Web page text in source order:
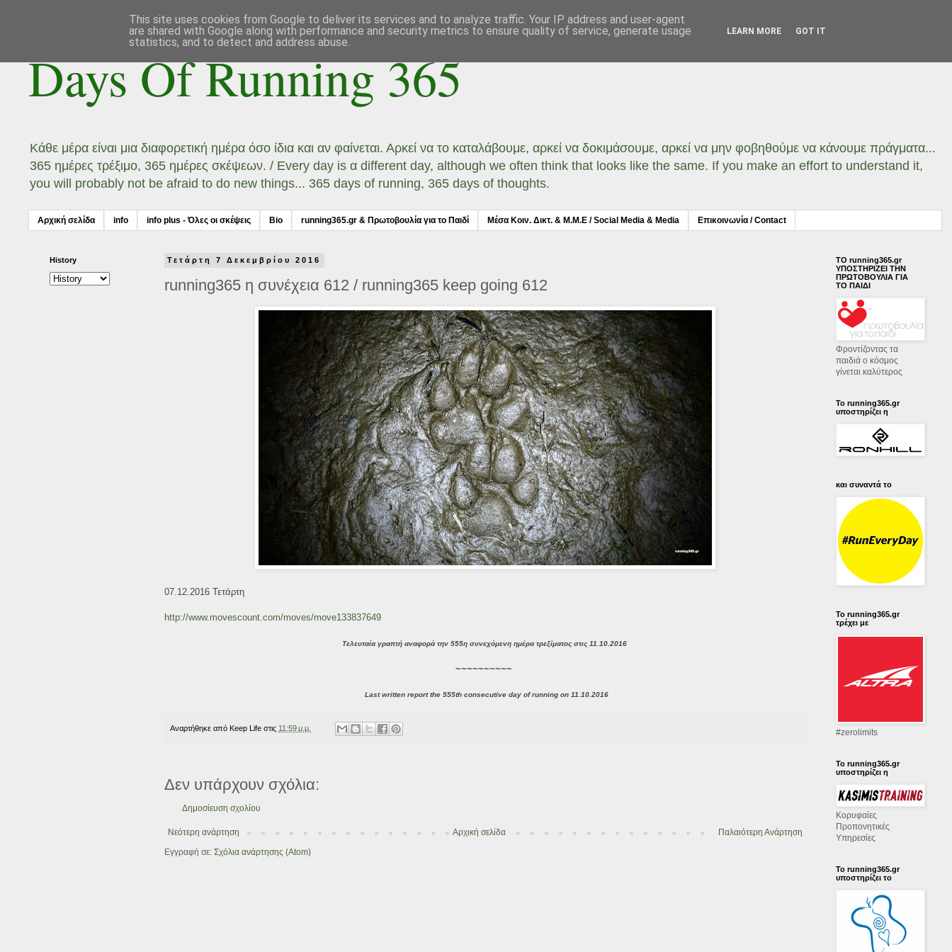
Days Of Running 365
Κάθε μέρα είναι μια διαφορετική ημέρα όσο ίδια και αν φαίνεται. Αρκεί να το καταλάβουμε, αρκεί να δοκιμάσουμε, αρκεί να μην φοβηθούμε να κάνουμε πράγματα...
365 ημέρες τρέξιμο, 365 ημέρες σκέψεων. / Every day is α different day, although we often think that looks like the same. If you make an effort to understand it,
you will probably not be afraid to do new things... 365 days of running, 365 days of thoughts.
Αρχική σελίδα info info plus - Όλες οι σκέψεις Bio running365.gr & Πρωτοβουλία για το Παιδί Μέσα Κοιν. Δικτ. & Μ.Μ.Ε / Social Media & Media Επικοινωνία / Contact
Τετάρτη 7 Δεκεμβρίου 2016
running365 η συνέχεια 612 / running365 keep going 612
07.12.2016 Τετάρτη
http://www.movescount.com/moves/move133837649
Τελευταία γραπτή αναφορά την 555η συνεχόμενη ημέρα τρεξίματος στις 11.10.2016
~~~~~~~~~~
Last written report the 555th consecutive day of running on 11.10.2016
Αναρτήθηκε από Keep Life στις 11:59 μ.μ.
Δεν υπάρχουν σχόλια:
Δημοσίευση σχολίου
Νεότερη ανάρτηση Παλαιότερη Ανάρτηση
Αρχική σελίδα
Εγγραφή σε: Σχόλια ανάρτησης (Atom)
History
ΤΟ running365.gr
ΥΠΟΣΤΗΡΙΖΕΙ ΤΗΝ
ΠΡΩΤΟΒΟΥΛΙΑ ΓΙΑ
ΤΟ ΠΑΙΔΙ
Φροντίζοντας τα
παιδιά ο κόσμος
γίνεται καλύτερος
Το running365.gr
υποστηρίζει η
και συναντά το
Το running365.gr
τρέχει με
‪#‎zerolimits‬
Το running365.gr
υποστηρίζει η
Κορυφαίες
Προπονητικές
Υπηρεσίες
Το running365.gr
υποστηρίζει το
This site uses cookies from Google to deliver its services and to analyze traffic. Your IP address and user-agent
are shared with Google along with performance and security metrics to ensure quality of service, generate usage
statistics, and to detect and address abuse.
LEARN MORE GOT IT